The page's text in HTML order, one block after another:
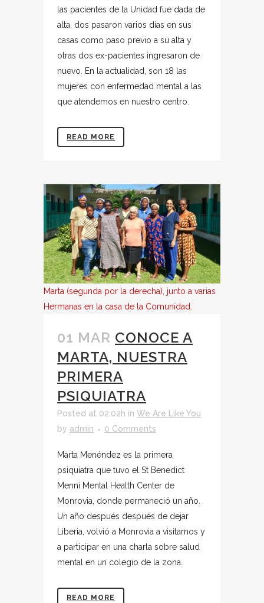
las pacientes de la Unidad fue dada de
alta, dos pasaron varios días en sus
casas como paso previo a su alta y
otras dos ex-pacientes ingresaron de
nuevo. En la actualidad, son 18 las
mujeres con enfermedad mental a las
que atendemos en nuestro centro.
READ MORE
Marta (segunda por la derecha), junto a varias
Hermanas en la casa de la Comunidad.
01 MAR CONOCE A
MARTA, NUESTRA
PRIMERA
PSIQUIATRA
Posted at 02:02h in We Are Like You
by admin 0 Comments
Marta Menéndez es la primera
psiquiatra que tuvo el St Benedict
Menni Mental Health Center de
Monrovia, donde permaneció un año.
Un año después después de dejar
Liberia, volvió a Monrovia a visitarnos y
a participar en una charla sobre salud
mental en un colegio de la zona.
READ MORE